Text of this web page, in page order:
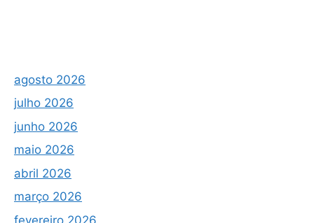
agosto 2026
julho 2026
junho 2026
maio 2026
abril 2026
março 2026
fevereiro 2026